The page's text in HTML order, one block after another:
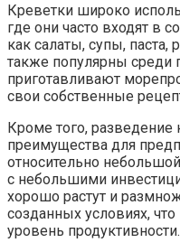
Креветки широко
где они часто входят в
как салаты, супы, паста,
также популярны среди
приготавливают
свои собственные
Кроме того, разведение
преимущества для
относительно
с небольшими
хорошо растут и
созданных условиях,
уровень продуктивности.